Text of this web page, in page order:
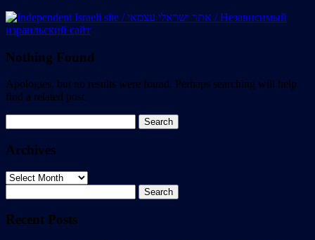
Nothing Found
Apologies, but no results were found. Perhaps searching will help
find a related post.
for:
Archives
Archives
for:
Recent Posts